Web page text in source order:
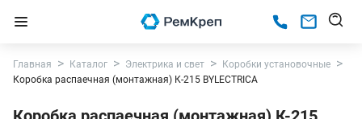
Главная Каталог Электрика и свет
Коробки установочные
Коробка распаечная (монтажная) К-215 BYLECTRICA